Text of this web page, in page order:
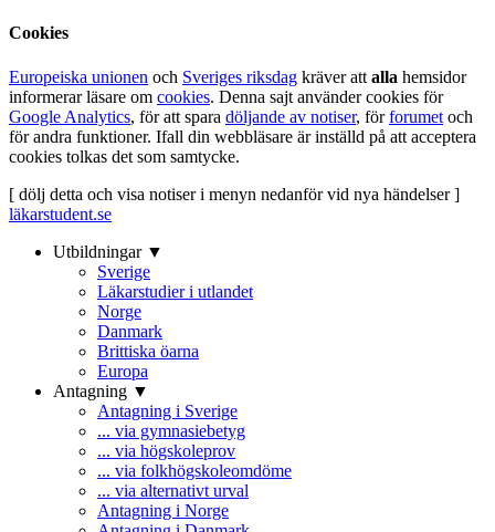
Cookies
Europeiska unionen och Sveriges riksdag kräver att alla hemsidor
informerar läsare om cookies. Denna sajt använder cookies för
Google Analytics, för att spara döljande av notiser, förforumet och
för andra funktioner. Ifall din webbläsare är inställd på att acceptera
cookies tolkas det som samtycke.
[ dölj detta och visa notiser i menyn nedanför vid nya händelser ]
läkarstudent.se
Utbildningar ▼
Sverige
Läkarstudier i utlandet
Norge
Danmark
Brittiska öarna
Europa
Antagning ▼
Antagning i Sverige
... via gymnasiebetyg
... via högskoleprov
... via folkhögskoleomdöme
... via alternativt urval
Antagning i Norge